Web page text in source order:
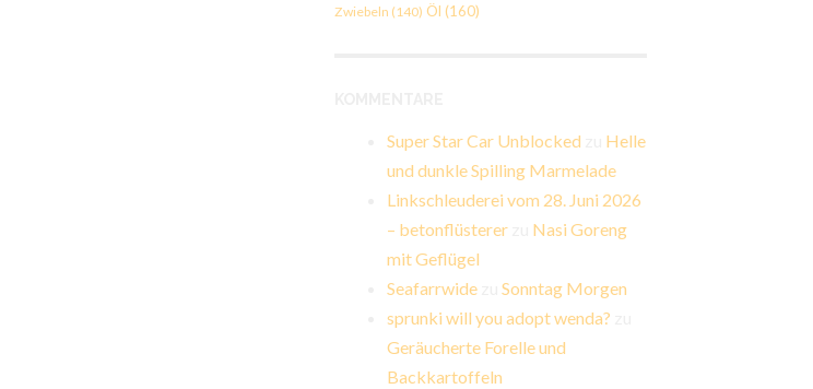
Zwiebeln (140) Öl (160)
Super Star Car Unblocked
Helle
und dunkle Spilling Marmelade
Linkschleuderei vom 28. Juni 2026
– betonflüsterer
Nasi Goreng
mit Geflügel
Seafarrwide
Sonntag Morgen
sprunki will you adopt wenda?
Geräucherte Forelle und
Backkartoffeln